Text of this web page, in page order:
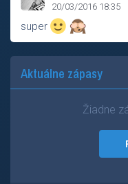
20/03/2016 18:35
super
Aktuálne zápasy
Žiadne